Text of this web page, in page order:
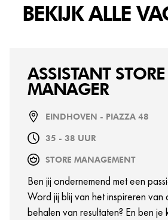
BEKIJK ALLE
ASSISTANT STORE
MANAGER
EINDHOVEN - PIAZZA 48
35 - 38 UUR
STORE MANAGEMENT
Ben jij ondernemend met een
Word jij blij van het inspireren van
behalen van resultaten? En ben